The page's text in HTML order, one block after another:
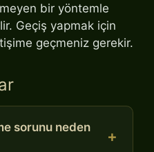
bir yöntemle
Geçiş yapmak için
geçmeniz gerekir.
sorunu neden